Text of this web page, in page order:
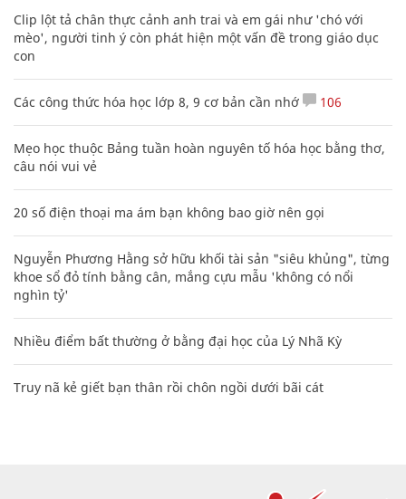
Clip lột tả chân thực cảnh anh trai và em gái như 'chó với
mèo', người tinh ý còn phát hiện một vấn đề trong giáo dục
con
Các công thức hóa học lớp 8, 9 cơ bản cần nhớ 106
Mẹo học thuộc Bảng tuần hoàn nguyên tố hóa học bằng thơ,
câu nói vui vẻ
20 số điện thoại ma ám bạn không bao giờ nên gọi
Nguyễn Phương Hằng sở hữu khối tài sản "siêu khủng", từng
khoe sổ đỏ tính bằng cân, mắng cựu mẫu 'không có nổi
nghìn tỷ'
Nhiều điểm bất thường ở bằng đại học của Lý Nhã Kỳ
Truy nã kẻ giết bạn thân rồi chôn ngồi dưới bãi cát